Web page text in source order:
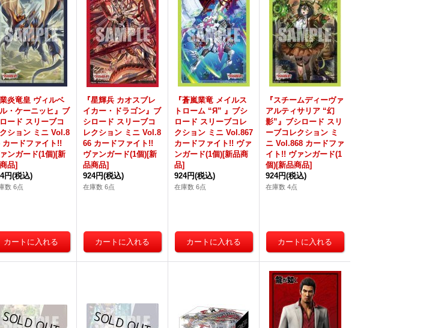
業炎竜皇 ヴィルベ
・ケーニッヒ』ブ
ード スリーブコ
ション ミニ Vol.8
カードファイト!!
ンガード(1個)[新
品]
円(税込)
数 6点
『星輝兵 カオスブレ
イカー・ドラゴン』ブ
シロード スリーブコ
レクション ミニ Vol.8
66 カードファイト!!
ヴァンガード(1個)[新
品商品]
924円(税込)
在庫数 6点
『蒼嵐業竜 メイルス
トローム “Я” 』ブシ
ロード スリーブコレ
クション ミニ Vol.867
カードファイト!! ヴァ
ンガード(1個)[新品商
品]
924円(税込)
在庫数 6点
『スチームディーヴァ
アルティサリア “幻
影”』ブシロード スリ
ーブコレクション ミ
ニ Vol.868 カードファ
イト!! ヴァンガード(1
個)[新品商品]
924円(税込)
在庫数 4点